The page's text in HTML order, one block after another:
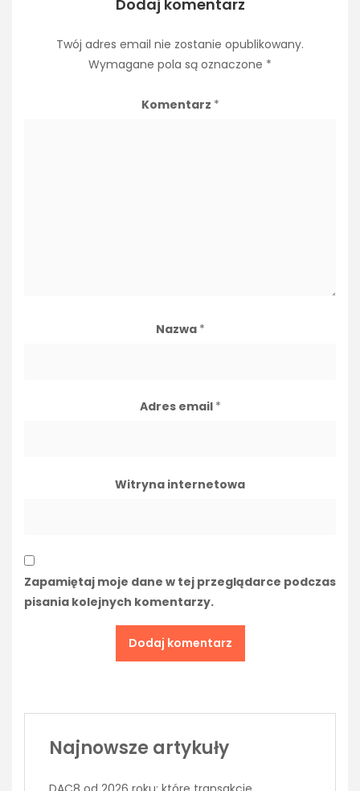
Dodaj komentarz
Twój adres email nie zostanie opublikowany.
Wymagane pola są oznaczone *
Komentarz *
Nazwa *
Adres email *
Witryna internetowa
Zapamiętaj moje dane w tej przeglądarce podczas
pisania kolejnych komentarzy.
Najnowsze artykuły